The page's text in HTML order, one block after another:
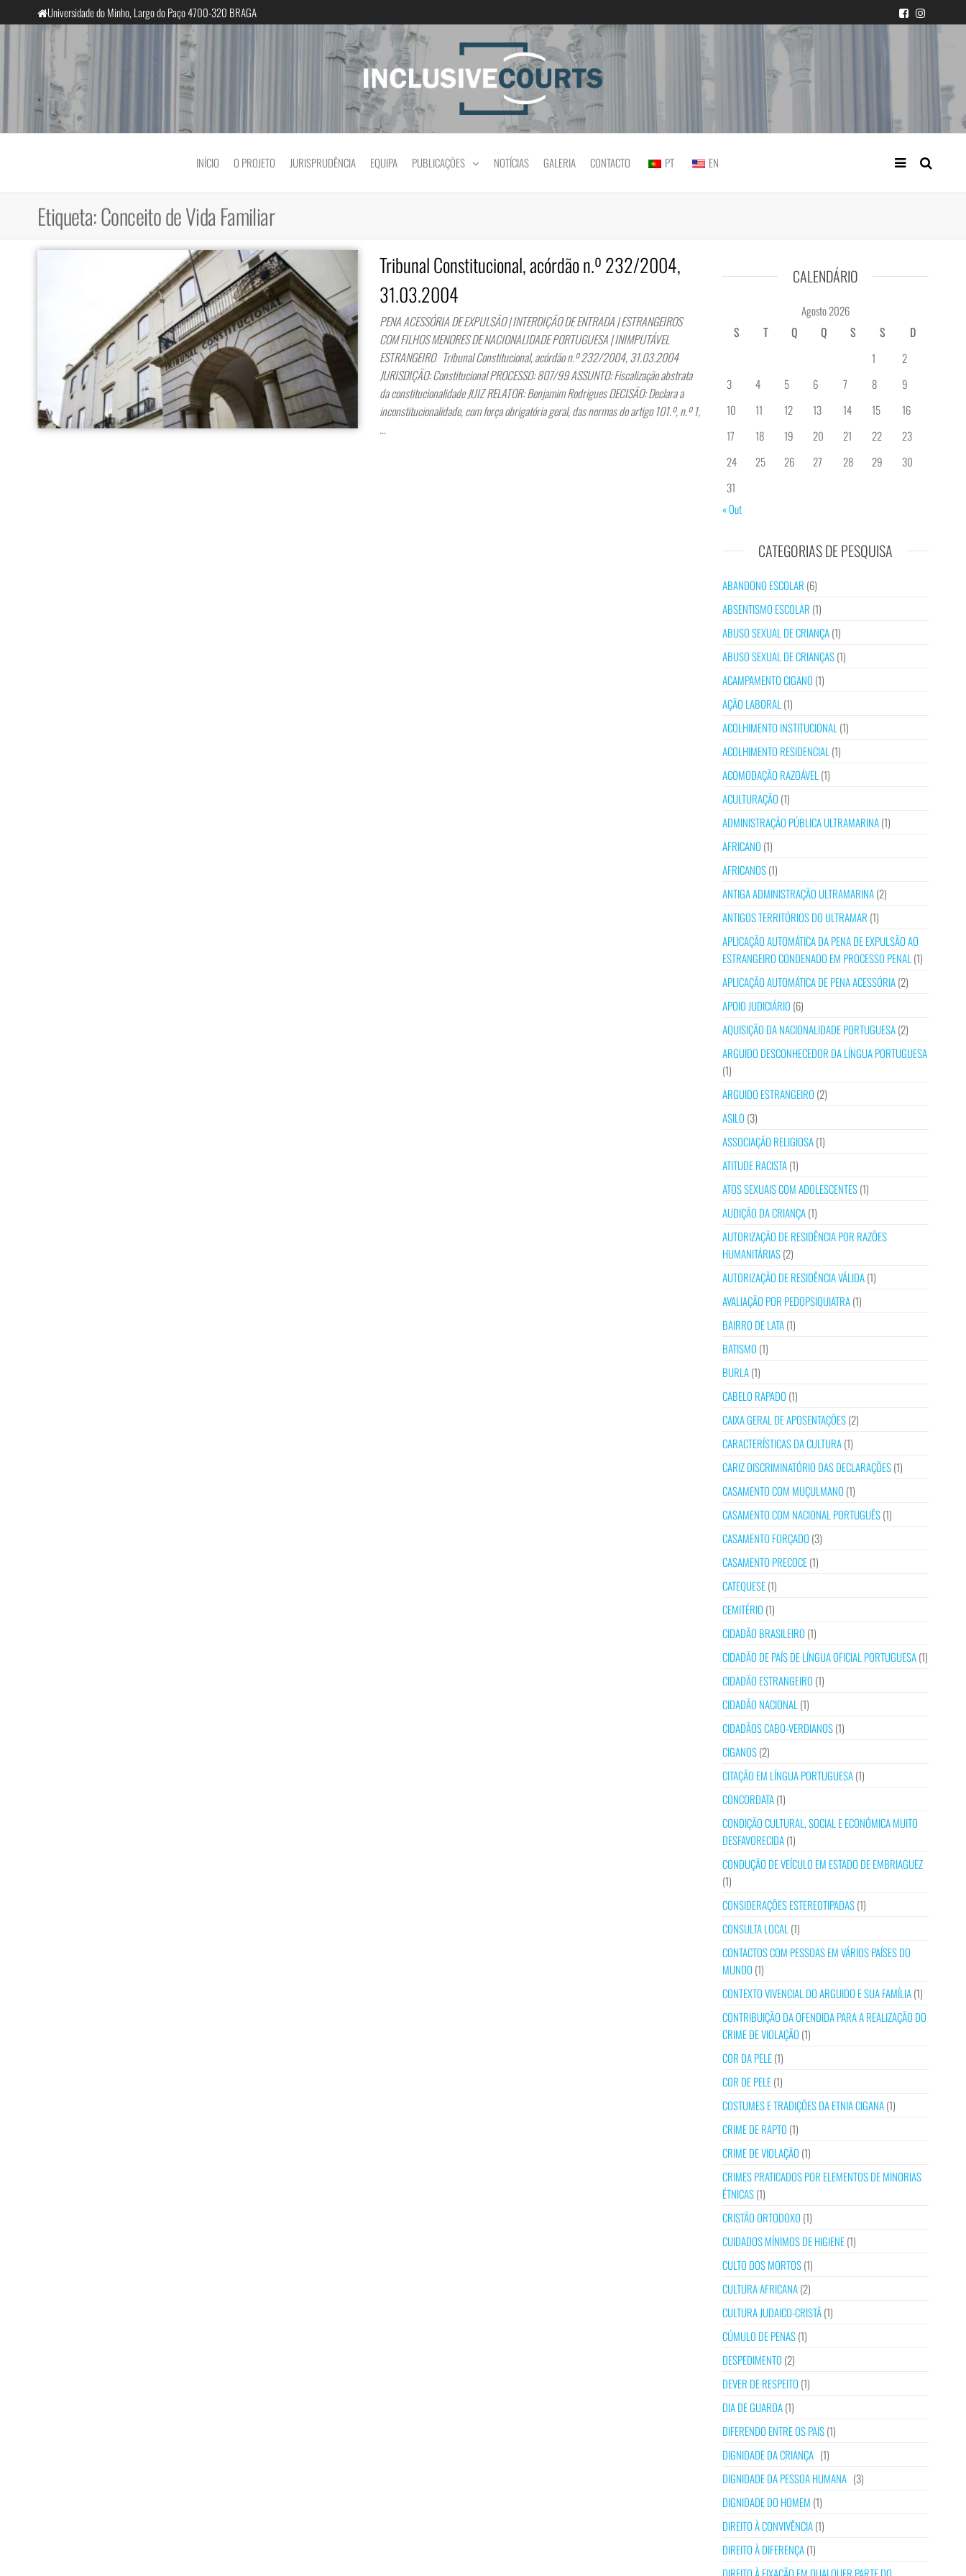
para
Universidade do Minho, Largo do Paço 4700-320 BRAGA
InclusiveCourts Igualdade e diferença cultural na prática judicial portuguesa
INÍCIO O PROJETO JURISPRUDÊNCIA EQUIPA PUBLICAÇÕES NOTÍCIAS GALERIA CONTACTO PT EN
Etiqueta:Conceito de Vida Familiar
Tribunal Constitucional, acórdão n.º 232/2004,
31.03.2004
PENA ACESSÓRIA DE EXPULSÃO | INTERDIÇÃO DE ENTRADA | ESTRANGEIROS
COM FILHOS MENORES DE NACIONALIDADE PORTUGUESA | INIMPUTÁVEL
ESTRANGEIRO Tribunal Constitucional, acórdão n.º 232/2004, 31.03.2004
JURISDIÇÃO: Constitucional PROCESSO: 807/99 ASSUNTO: Fiscalização abstrata
da constitucionalidade JUIZ RELATOR: Benjamim Rodrigues DECISÃO: Declara a
inconstitucionalidade, com força obrigatória geral, das normas do artigo 101.º, n.º 1,
…
CALENDÁRIO
Agosto 2026
S
T Q Q S S
D
1
2
3
4 5 6 7 8
9
10
11 12 13 14 15
16
17
18 19 20 21 22
23
24
25 26 27 28 29
30
31
« Out
CATEGORIAS DE PESQUISA
ABANDONO ESCOLAR (6)
ABSENTISMO ESCOLAR (1)
ABUSO SEXUAL DE CRIANÇA(1)
ABUSO SEXUAL DE CRIANÇAS(1)
ACAMPAMENTO CIGANO (1)
AÇÃO LABORAL (1)
ACOLHIMENTO INSTITUCIONAL (1)
ACOLHIMENTO RESIDENCIAL (1)
ACOMODAÇÃO RAZOÁVEL (1)
ACULTURAÇÃO (1)
ADMINISTRAÇÃO PÚBLICA ULTRAMARINA(1)
AFRICANO (1)
AFRICANOS(1)
ANTIGA ADMINISTRAÇÃO ULTRAMARINA(2)
ANTIGOS TERRITÓRIOS DO ULTRAMAR (1)
APLICAÇÃO AUTOMÁTICA DA PENA DE EXPULSÃO AO
ESTRANGEIRO CONDENADO EM PROCESSO PENAL (1)
APLICAÇÃO AUTOMÁTICA DE PENA ACESSÓRIA(2)
APOIO JUDICIÁRIO (6)
AQUISIÇÃO DA NACIONALIDADE PORTUGUESA(2)
ARGUIDO DESCONHECEDOR DA LÍNGUA PORTUGUESA
(1)
ARGUIDO ESTRANGEIRO (2)
ASILO (3)
ASSOCIAÇÃO RELIGIOSA(1)
ATITUDE RACISTA(1)
ATOS SEXUAIS COM ADOLESCENTES(1)
AUDIÇÃO DA CRIANÇA(1)
AUTORIZAÇÃO DE RESIDÊNCIA POR RAZÕES
HUMANITÁRIAS(2)
AUTORIZAÇÃO DE RESIDÊNCIA VÁLIDA(1)
AVALIAÇÃO POR PEDOPSIQUIATRA(1)
BAIRRO DE LATA(1)
BATISMO (1)
BURLA(1)
CABELO RAPADO (1)
CAIXA GERAL DE APOSENTAÇÕES(2)
CARACTERÍSTICAS DA CULTURA(1)
CARIZ DISCRIMINATÓRIO DAS DECLARAÇÕES(1)
CASAMENTO COM MUÇULMANO (1)
CASAMENTO COM NACIONAL PORTUGUÊS(1)
CASAMENTO FORÇADO (3)
CASAMENTO PRECOCE(1)
CATEQUESE(1)
CEMITÉRIO (1)
CIDADÃO BRASILEIRO (1)
CIDADÃO DE PAÍS DE LÍNGUA OFICIAL PORTUGUESA(1)
CIDADÃO ESTRANGEIRO (1)
CIDADÃO NACIONAL (1)
CIDADÃOS CABO-VERDIANOS(1)
CIGANOS(2)
CITAÇÃO EM LÍNGUA PORTUGUESA(1)
CONCORDATA(1)
CONDIÇÃO CULTURAL, SOCIAL E ECONÓMICA MUITO
DESFAVORECIDA(1)
CONDUÇÃO DE VEÍCULO EM ESTADO DE EMBRIAGUEZ
(1)
CONSIDERAÇÕES ESTEREOTIPADAS(1)
CONSULTA LOCAL (1)
CONTACTOS COM PESSOAS EM VÁRIOS PAÍSES DO
MUNDO (1)
CONTEXTO VIVENCIAL DO ARGUIDO E SUA FAMÍLIA(1)
CONTRIBUIÇÃO DA OFENDIDA PARA A REALIZAÇÃO DO
CRIME DE VIOLAÇÃO (1)
COR DA PELE(1)
COR DE PELE(1)
COSTUMES E TRADIÇÕES DA ETNIA CIGANA(1)
CRIME DE RAPTO (1)
CRIME DE VIOLAÇÃO (1)
CRIMES PRATICADOS POR ELEMENTOS DE MINORIAS
ÉTNICAS(1)
CRISTÃO ORTODOXO (1)
CUIDADOS MÍNIMOS DE HIGIENE(1)
CULTO DOS MORTOS(1)
CULTURA AFRICANA(2)
CULTURA JUDAICO-CRISTÃ(1)
CÚMULO DE PENAS(1)
DESPEDIMENTO (2)
DEVER DE RESPEITO (1)
DIA DE GUARDA(1)
DIFERENDO ENTRE OS PAIS(1)
DIGNIDADE DA CRIANÇA (1)
DIGNIDADE DA PESSOA HUMANA (3)
DIGNIDADE DO HOMEM (1)
DIREITO À CONVIVÊNCIA(1)
DIREITO À DIFERENÇA(1)